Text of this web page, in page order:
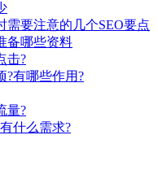
需要注意的几个SEO要点
备哪些资料
击?
?有哪些作用?
量?
什么需求?